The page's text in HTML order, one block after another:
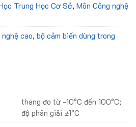
Trung Học Cơ Sở, Môn Công nghệ
cao, bộ cảm biến dùng trong
thang đo từ -10°C đến 100°C;
độ phân giải ±1°C